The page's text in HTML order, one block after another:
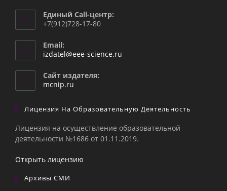
Единый Call-центр:
+7(912)728-17-80
Email:
izdatel@eee-science.ru
Сайт издателя:
mcnip.ru
Лицензия На Образовательную Деятельность
Лицензия на осуществление образовательной
деятельности №1686 от 01.11.2019.
Открыть лицензию
Архивы СМИ